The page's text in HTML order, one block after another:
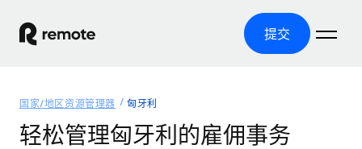
提交
产品
国家/地区资源管理器 匈牙利
轻松管理匈牙利的雇佣事务